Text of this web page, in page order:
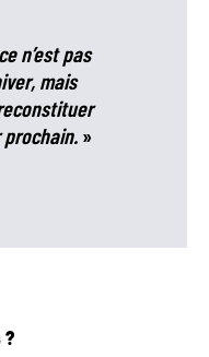
n’est pas
mais
prochain. »
?